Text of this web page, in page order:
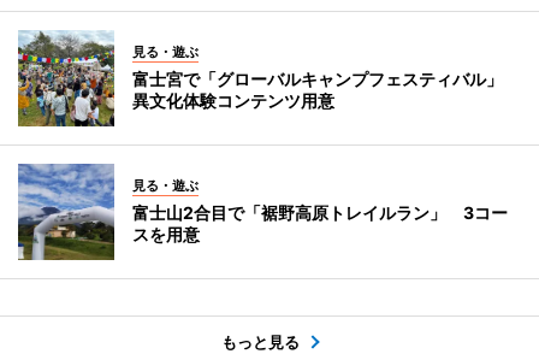
見る・遊ぶ
富士宮で「グローバルキャンプフェスティバル」
異文化体験コンテンツ用意
見る・遊ぶ
富士山2合目で「裾野高原トレイルラン」 3コー
スを用意
もっと見る